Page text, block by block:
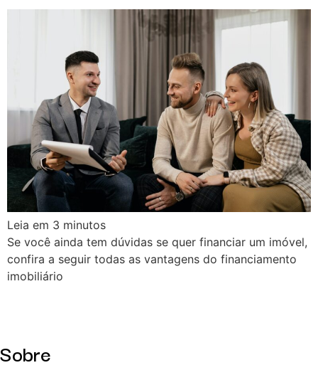
Leia em 3 minutos
Se você ainda tem dúvidas se quer financiar um imóvel,
confira a seguir todas as vantagens do financiamento
imobiliário
Sobre